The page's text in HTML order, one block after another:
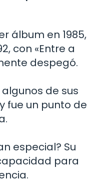
álbum en 1985,
con «Entre a
despegó.
de sus
fue un punto de
especial? Su
para